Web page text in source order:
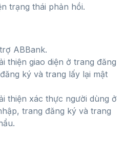
trạng thái phản hồi.
ABBank.
thiện giao diện ở trang đăng
ký và trang lấy lại mật
thiện xác thực người dùng ở
trang đăng ký và trang